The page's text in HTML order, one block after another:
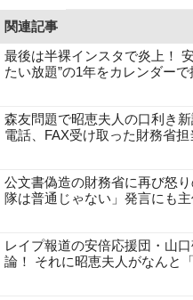
関連記事
最後は半裸インスタで炎上！
たい放題”の1年をカレンダー
森友問題で昭恵夫人の口利き
電話、FAX受け取った財務省担
公文書偽造の財務省に再び怒
隊は普通じゃない」発言にも
レイプ報道の安倍応援団・山
論！ それに昭恵夫人がなんと